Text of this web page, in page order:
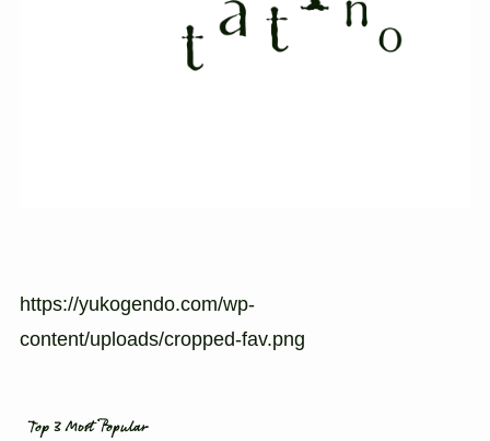
https://yukogendo.com/wp-
content/uploads/cropped-fav.png
Top 3 Most Popular